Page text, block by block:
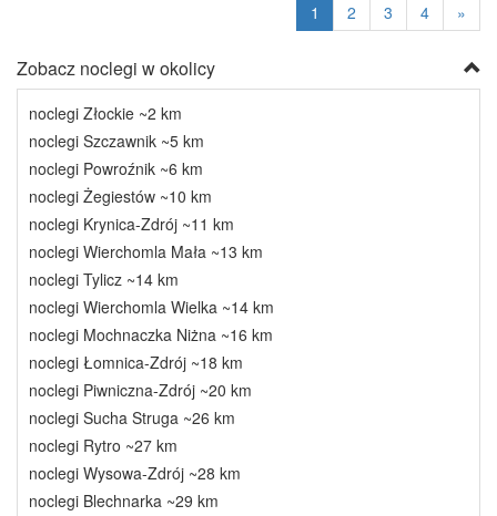
1 2 3 4 »
Zobacz noclegi w okolicy
noclegi Złockie ~2 km
noclegi Szczawnik ~5 km
noclegi Powroźnik ~6 km
noclegi Żegiestów ~10 km
noclegi Krynica-Zdrój ~11 km
noclegi Wierchomla Mała ~13 km
noclegi Tylicz ~14 km
noclegi Wierchomla Wielka ~14 km
noclegi Mochnaczka Niżna ~16 km
noclegi Łomnica-Zdrój ~18 km
noclegi Piwniczna-Zdrój ~20 km
noclegi Sucha Struga ~26 km
noclegi Rytro ~27 km
noclegi Wysowa-Zdrój ~28 km
noclegi Blechnarka ~29 km